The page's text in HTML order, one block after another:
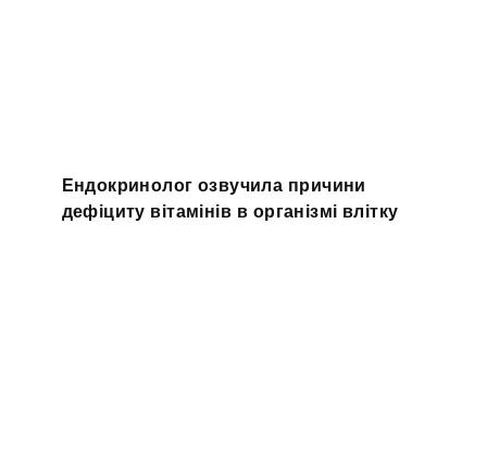
Ендокринолог озвучила причини
дефіциту вітамінів в організмі влітку